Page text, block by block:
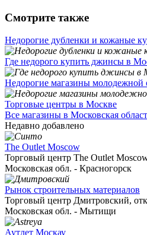
Смотрите также
Недорогие дубленки и кожаные
Где недорого купить джинсы в
Недорогие магазины
Торговые центры в Москве
Все магазины в Московская
Недавно добавлено
The Outlet Moscow
Торговый центр The Outlet
Московская обл. - Красногорск
Рынок строительных материалов
Торговый центр Дмитровский,
Московская обл. - Мытищи
Аутлет Москау